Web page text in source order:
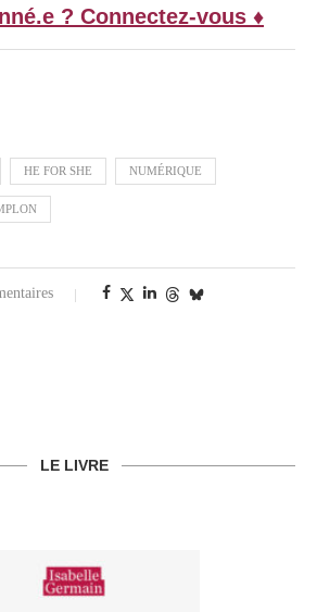
? Connectez-vous ♦
HE FOR SHE NUMÉRIQUE
LE LIVRE